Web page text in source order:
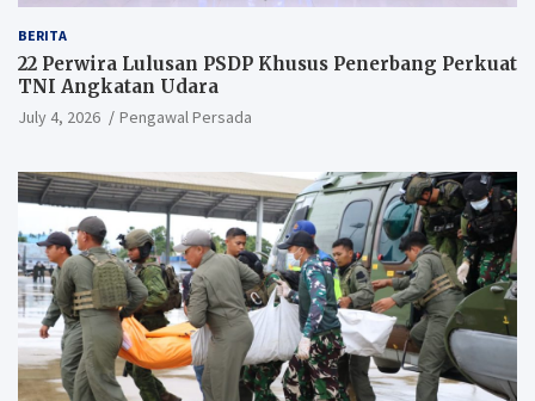
BERITA
22 Perwira Lulusan PSDP Khusus Penerbang Perkuat
TNI Angkatan Udara
July 4, 2026 Pengawal Persada